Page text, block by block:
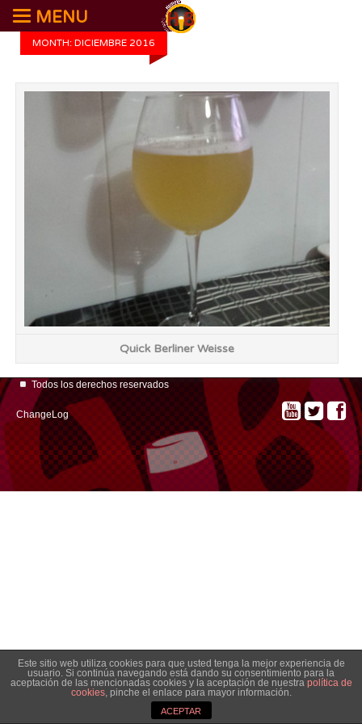
MENU
MONTH: DICIEMBRE 2016
Quick Berliner Weisse
Todos los derechos reservados
ChangeLog
Este sitio web utiliza cookies para que usted tenga la mejor experiencia de
usuario. Si continúa navegando está dando su consentimiento para la
aceptación de las mencionadas cookies y la aceptación de nuestra política de
cookies, pinche el enlace para mayor información.
ACEPTAR